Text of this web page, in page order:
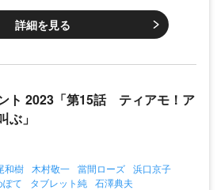
詳細を見る
ト 2023「第15話 ティアモ！ア
ぶ」
和樹 木村敬一 當間ローズ 浜口京子
ぽて タブレット純 石澤典夫